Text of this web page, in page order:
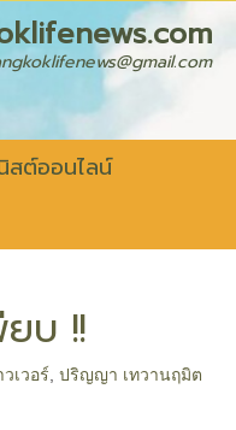
สต์ออนไลน์
บ !!
เวอร์ ,ปริญญา เทวานฤมิต